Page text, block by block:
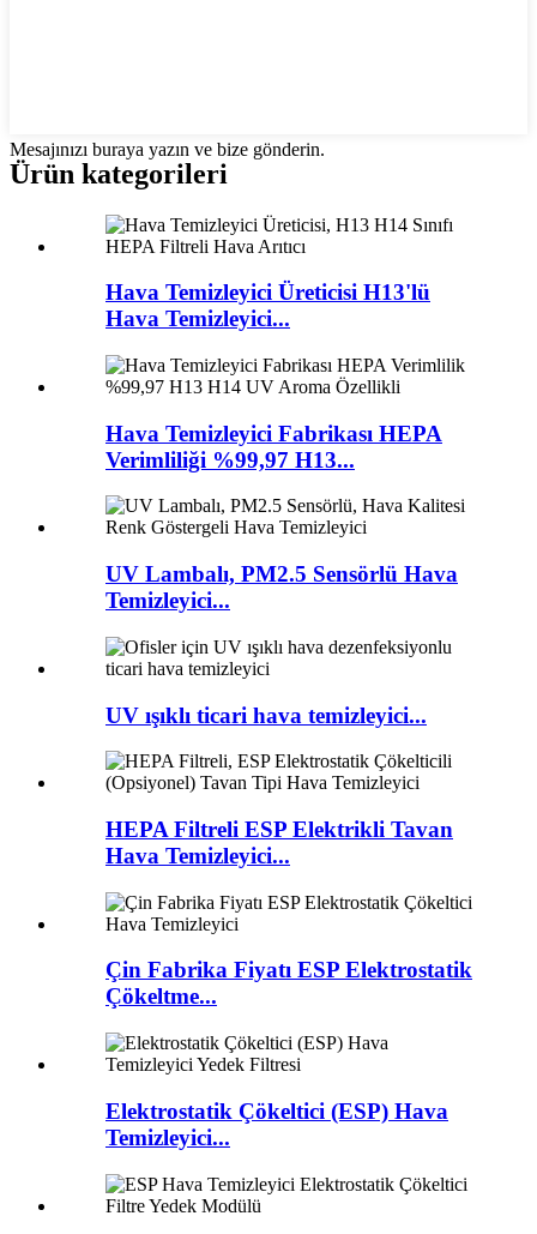
Mesajınızı buraya yazın ve bize gönderin.
Ürün kategorileri
Hava Temizleyici Üreticisi H13'lü
Hava Temizleyici...
Hava Temizleyici Fabrikası HEPA
Verimliliği %99,97 H13...
UV Lambalı, PM2.5 Sensörlü Hava
Temizleyici...
UV ışıklı ticari hava temizleyici...
HEPA Filtreli ESP Elektrikli Tavan
Hava Temizleyici...
Çin Fabrika Fiyatı ESP Elektrostatik
Çökeltme...
Elektrostatik Çökeltici (ESP) Hava
Temizleyici...